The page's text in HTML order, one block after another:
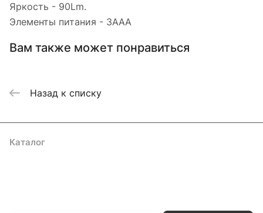
Яркость - 90Lm.
Элементы питания - 3AAA
Вам также может понравиться
Назад к списку
Каталог